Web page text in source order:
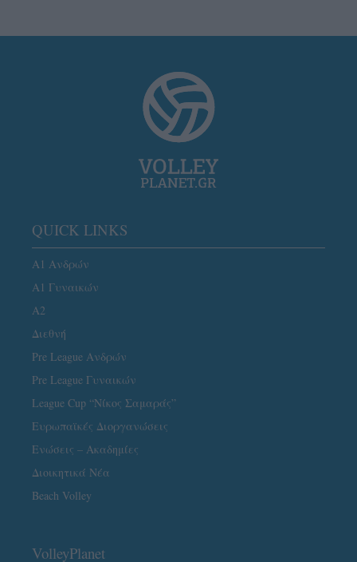
QUICK LINKS
Α1 Ανδρών
Α1 Γυναικών
A2
Διεθνή
Pre League Ανδρών
Pre League Γυναικών
League Cup “Νίκος Σαμαράς”
Ευρωπαϊκές Διοργανώσεις
Ενώσεις – Ακαδημίες
Διοικητικά Νέα
Beach Volley
VolleyPlanet